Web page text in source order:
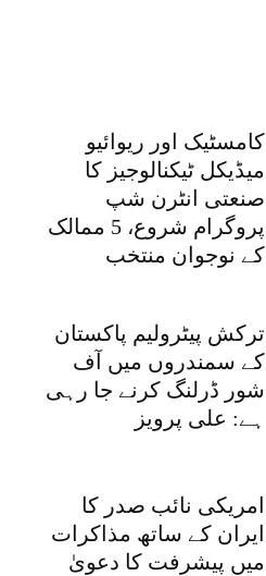
کامسٹیک اور ریوائیو
میڈیکل ٹیکنالوجیز کا
صنعتی انٹرن شپ
پروگرام شروع، 5 ممالک
کے نوجوان منتخب
ترکش پیٹرولیم پاکستان
کے سمندروں میں آف
شور ڈرلنگ کرنے جا رہی
ہے: علی پرویز
امریکی نائب صدر کا
ایران کے ساتھ مذاکرات
میں پیشرفت کا دعویٰ